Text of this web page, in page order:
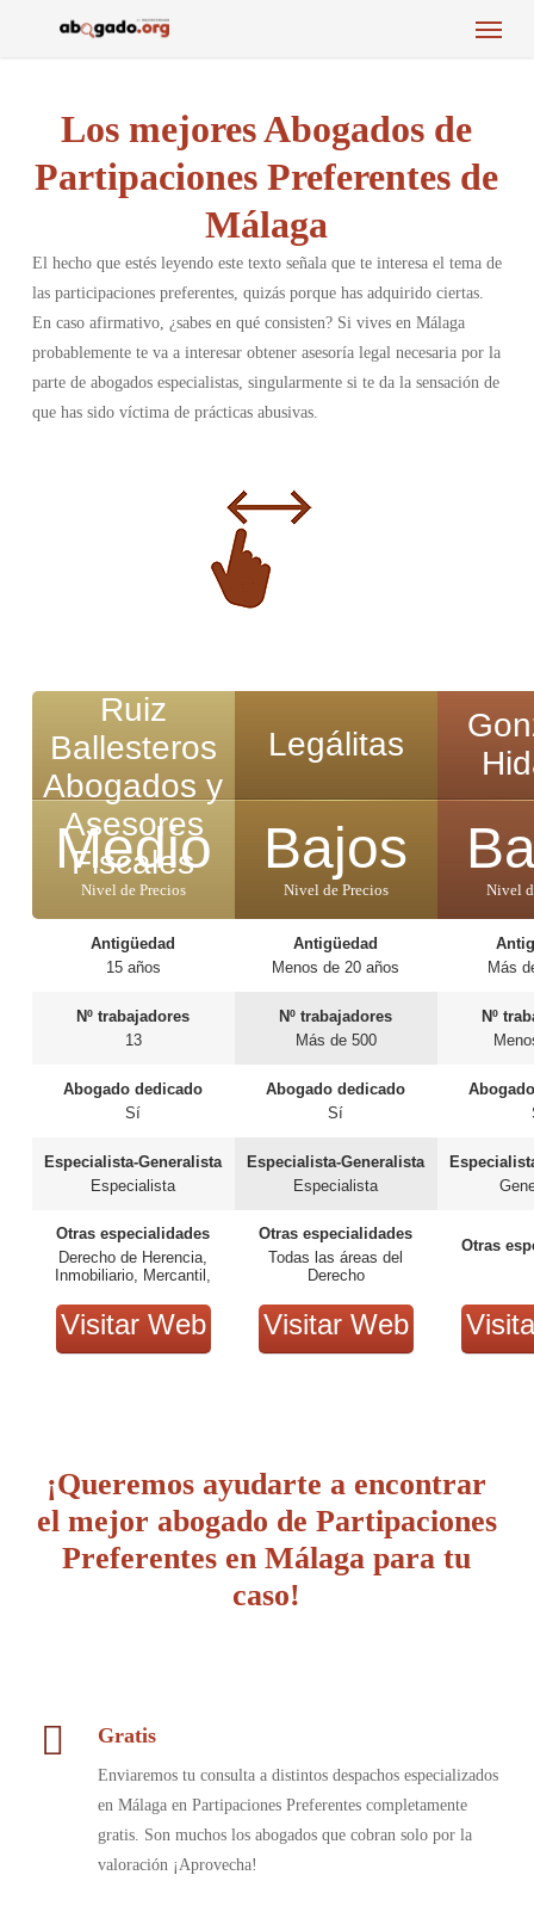
Menu
Los mejores Abogados de
Partipaciones Preferentes de
Málaga
El hecho que estés leyendo este texto señala que te interesa el tema de
las participaciones preferentes, quizás porque has adquirido ciertas.
En caso afirmativo, ¿sabes en qué consisten? Si vives en Málaga
probablemente te va a interesar obtener asesoría legal necesaria por la
parte de abogados especialistas, singularmente si te da la sensación de
que has sido víctima de prácticas abusivas.
Ruiz
Ballesteros
Abogados y
Asesores
Fiscales
Medio
Nivel de Precios
Antigüedad
15 años
Nº trabajadores
13
Abogado dedicado
Sí
Especialista-Generalista
Especialista
Otras especialidades
Derecho de Herencia,
Inmobiliario, Mercantil,
Visitar Web
Legálitas
Bajos
Nivel de Precios
Antigüedad
Menos de 20 años
Nº trabajadores
Más de 500
Abogado dedicado
Sí
Especialista-Generalista
Especialista
Otras especialidades
Todas las áreas del
Derecho
Visitar Web
Nivel
Más
Nº
Otras
¡Queremos ayudarte a encontrar
el mejor abogado de Partipaciones
Preferentes en Málaga para tu
caso!
Gratis
Enviaremos tu consulta a distintos despachos especializados
en Málaga en Partipaciones Preferentes completamente
gratis. Son muchos los abogados que cobran solo por la
valoración ¡Aprovecha!